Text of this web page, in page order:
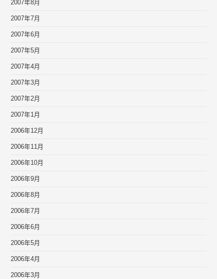
2007年8月
2007年7月
2007年6月
2007年5月
2007年4月
2007年3月
2007年2月
2007年1月
2006年12月
2006年11月
2006年10月
2006年9月
2006年8月
2006年7月
2006年6月
2006年5月
2006年4月
2006年3月